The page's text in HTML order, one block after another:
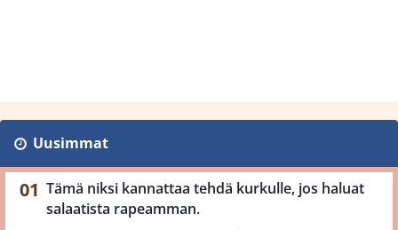
Uusimmat
Tämä niksi kannattaa tehdä kurkulle, jos haluat
salaatista rapeamman.